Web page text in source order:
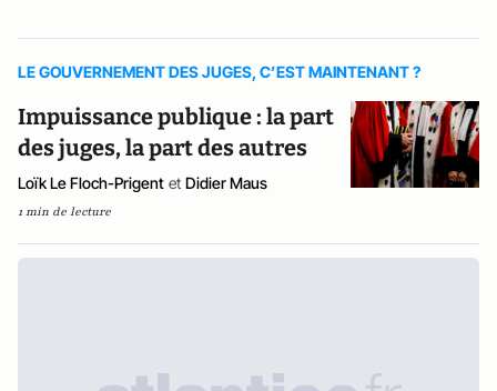
LE GOUVERNEMENT DES JUGES, C’EST MAINTENANT ?
Impuissance publique : la part
des juges, la part des autres
Loïk Le Floch-Prigent et Didier Maus
1 min de lecture